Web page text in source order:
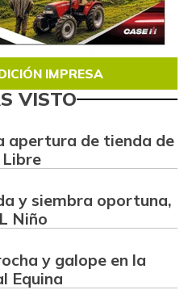
IMPRESA
VISTO
apertura de tienda de
y siembra oportuna,
Niño
y galope en la
Equina